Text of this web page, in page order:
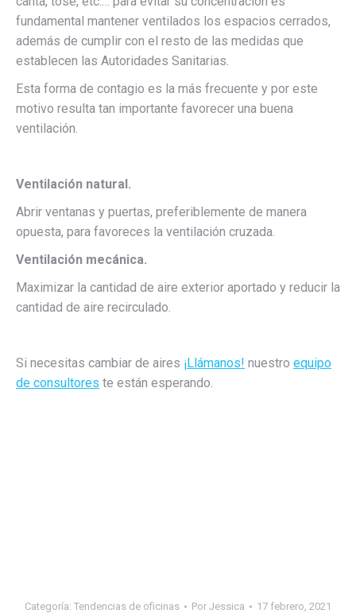
fundamental mantener ventilados los espacios cerrados,
además de cumplir con el resto de las medidas que
establecen las Autoridades Sanitarias.
Esta forma de contagio es la más frecuente y por este
motivo resulta tan importante favorecer una buena
ventilación.
Ventilación natural.
Abrir ventanas y puertas, preferiblemente de manera
opuesta, para favoreces la ventilación cruzada.
Ventilación mecánica.
Maximizar la cantidad de aire exterior aportado y reducir la
cantidad de aire recirculado.
Si necesitas cambiar de aires ¡Llámanos! nuestro equipo
de consultores te están esperando.
Categoría: Tendencias de oficinas Por Jessica 17 febrero, 2021